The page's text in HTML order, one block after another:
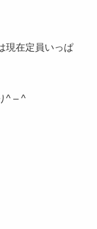
在定員いっぱ
^ – ^